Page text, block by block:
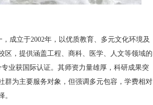
成立于2002年，以优质教育、多元文化环境及
区，提供涵盖工程、商科、医学、人文等领域的
业获国际认证。其师资力量雄厚，科研成果突
群为主要服务对象，但强调多元包容，学费相对
。